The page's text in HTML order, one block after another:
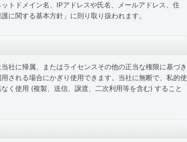
トドメイン名、IPアドレスや氏名、メールアドレス、住
に関する基本方針」に則り取り扱われます。
社に帰属、またはライセンスその他の正当な権限に基づき
される場合にかぎり使用できます。当社に無断で、私的使
く使用 (複製、送信、譲渡、二次利用等を含む) すること